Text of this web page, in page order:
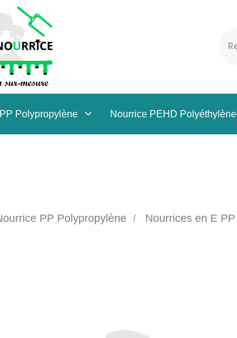
Polypropylène Nourrice PEHD Polyéthylène
PP Polypropylène Nourrices en E PP